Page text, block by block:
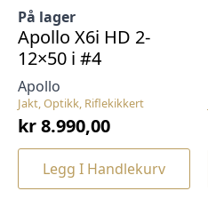
Jakt, Optikk, Riflekikkert
Apollo
På lager
Apollo X6i HD 2-
12×50 i #4
kr8.990,00
Legg I Handlekurv